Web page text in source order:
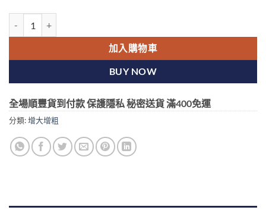
加入購物車
BUY NOW
全場順豐貨到付款 保護隱私 秘密送貨 滿400免運
分類:增大增粗